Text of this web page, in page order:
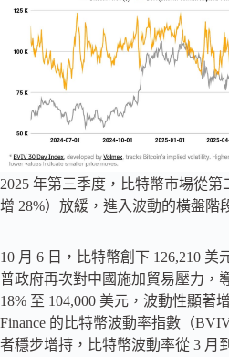
2025 年第三季度，比特幣市場從
增 28%）放緩，進入波動的橫盤階
10 月 6 日，比特幣創下 126,210 美
普政府再次對中國施加貿易壓力，
18% 至 104,000 美元，波動性顯著
Finance 的比特幣波動率指數（
者穩步增持，比特幣波動率從 3 月